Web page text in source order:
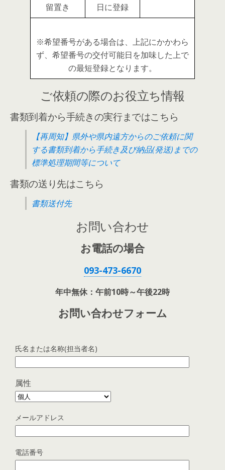
留置き
日に登録
※希望番号がある場合は、上記にかかわら
ず、希望番号の交付可能日を加味した上で
の最短登録となります。
ご依頼の際のお役立ち情報
書類到着から手続きの実行まではこちら
【再周知】県外や県内遠方からのご依頼に関
する書類到着から手続き及び納品(発送)までの
標準処理期間等について
書類の送り先はこちら
書類送付先
お問い合わせ
お電話の場合
093-473-6670
年中無休：午前10時～午後22時
お問い合わせフォーム
氏名または名称(担当者名)
属性
メールアドレス
電話番号